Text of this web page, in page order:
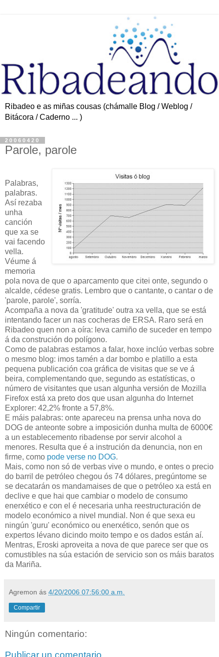
Ribadeo e as miñas cousas (chámalle Blog / Weblog /
Bitácora / Caderno ... )
20060420
Parole, parole
Palabras,
palabras.
Así rezaba
unha
canción
que xa se
vai facendo
vella.
Véume á
memoria
pola nova de que o aparcamento que citei onte, segundo o
alcalde, cédese gratis. Lembro que o cantante, o cantar o de
'parole, parole', sorría.
Acompaña a nova da 'gratitude' outra xa vella, que se está
intentando facer un nas cocheras de ERSA. Raro será en
Ribadeo quen non a oíra: leva camiño de suceder en tempo
á da construción do polígono.
Como de palabras estamos a falar, hoxe inclúo verbas sobre
o mesmo blog: imos tamén a dar bombo e platillo a esta
pequena publicación coa gráfica de visitas que se ve á
beira, complementando que, segundo as estatísticas, o
número de visitantes que usan algunha versión de Mozilla
Firefox está xa preto dos que usan algunha do Internet
Explorer: 42,2% fronte a 57,8%.
E máis palabras: onte apareceu na prensa unha nova do
DOG de anteonte sobre a imposición dunha multa de 6000€
a un establecemento ribadense por servir alcohol a
menores. Resulta que é a instrución da denuncia, non en
firme, como pode verse no DOG.
Mais, como non só de verbas vive o mundo, e ontes o precio
do barril de petróleo chegou ós 74 dólares, pregúntome se
se decatarán os mandamaises de que o petróleo xa está en
declive e que hai que cambiar o modelo de consumo
enerxético e con el é necesaria unha reestructuración de
modelo económico a nivel mundial. Non é que sexa eu
ningún 'guru' económico ou enerxético, senón que os
expertos lévano dicindo moito tempo e os dados están aí.
Mentras, Eroski aproveita a nova de que parece ser que os
comustibles na súa estación de servicio son os máis baratos
da Mariña.
Agremon ás 4/20/2006 07:56:00 a.m.
Compartir
Ningún comentario:
Publicar un comentario